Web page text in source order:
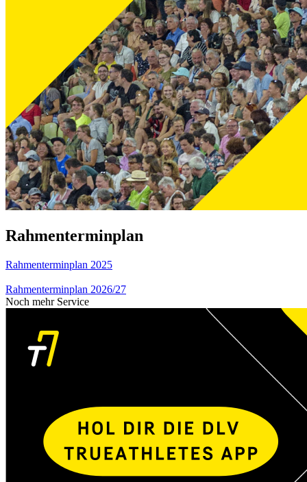
Rahmenterminplan
Rahmenterminplan 2025
Rahmenterminplan 2026/27
Noch mehr Service